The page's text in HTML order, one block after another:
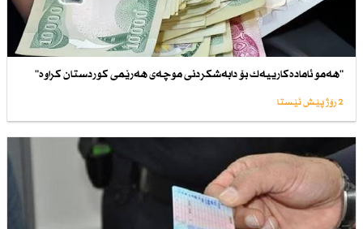
"هەمو ئامادەكارییەك بۆ دابەشكردنی موچەی هەرێمی كوردستان كراوە"
2 رۆژ پێش ئێستا